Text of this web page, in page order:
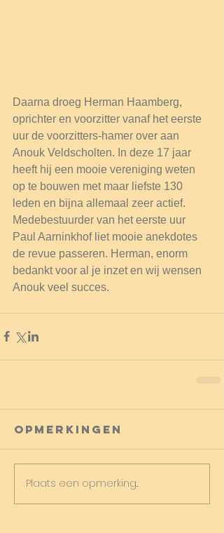
Daarna droeg Herman Haamberg,
oprichter en voorzitter vanaf het eerste
uur de voorzitters-hamer over aan
Anouk Veldscholten. In deze 17 jaar
heeft hij een mooie vereniging weten
op te bouwen met maar liefste 130
leden en bijna allemaal zeer actief.
Medebestuurder van het eerste uur
Paul Aarninkhof liet mooie anekdotes
de revue passeren. Herman, enorm
bedankt voor al je inzet en wij wensen
Anouk veel succes.
Opmerkingen
Plaats een opmerking...